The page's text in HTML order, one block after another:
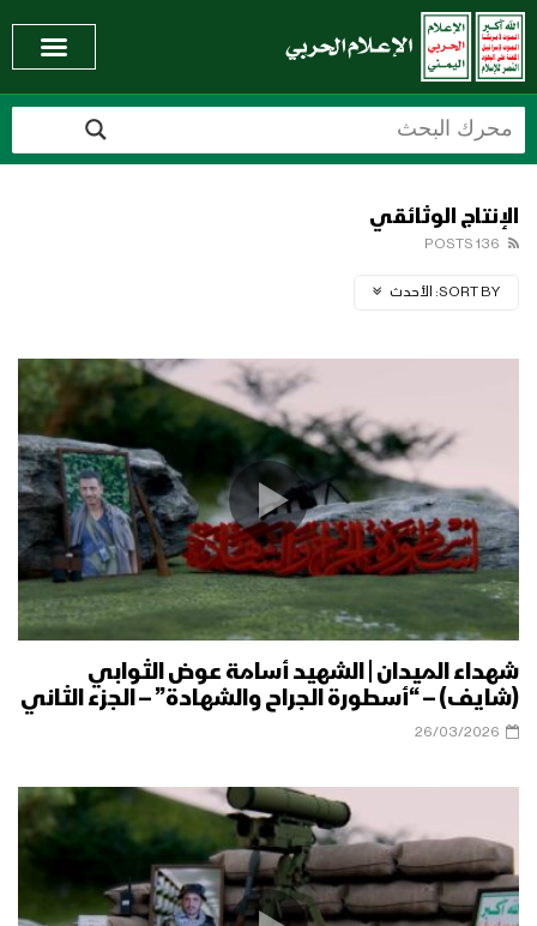
الإنتاج الوثائقي
136 POSTS
SORT BY: الأحدث
شهداء الميدان | الشهيد أسامة عوض الثوابي
(شايف) – “أسطورة الجراح والشهادة” – الجزء الثاني
26/03/2026